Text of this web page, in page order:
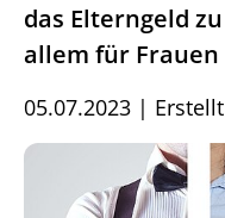
das Elterngeld
allem für Frauen
05.07.2023 |